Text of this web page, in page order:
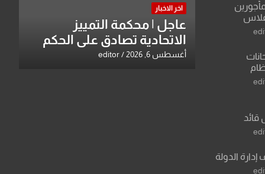
افتراءات
قائد
عبد الرزاق
الدولة
اخر الاخبار
عاجل | محكمة التمييز
الاتحادية تصادق على الحكم
بحق خالد عبد الواحد كبيان
أغسطس 6, 2026 editor